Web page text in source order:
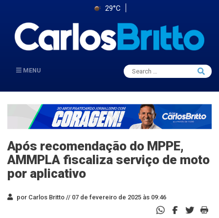
29°C
MENU
Search
for:
Search
Após recomendação do MPPE,
AMMPLA fiscaliza serviço de moto
por aplicativo
por Carlos Britto // 07 de fevereiro de 2025 às 09:46